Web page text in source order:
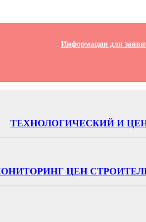
Информация для
ТЕХНОЛОГИЧЕСКИЙ И
ЦЕН